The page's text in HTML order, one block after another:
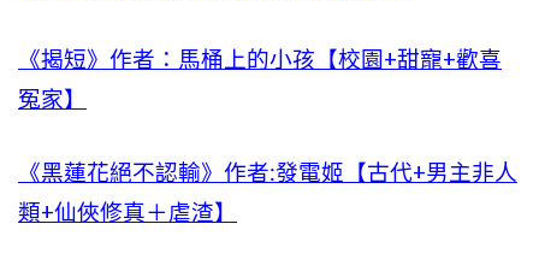
《揭短》作者：馬桶上的小孩【校園+甜寵+歡喜
冤家】
《黑蓮花絕不認輸》作者:發電姬【古代+男主非人
類+仙俠修真＋虐渣】